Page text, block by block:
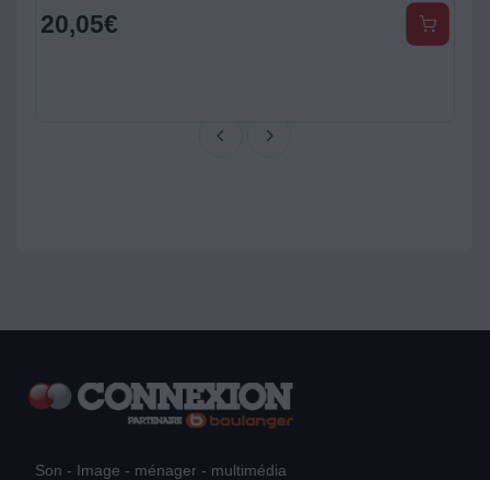
20,05€
Son - Image - ménager - multimédia